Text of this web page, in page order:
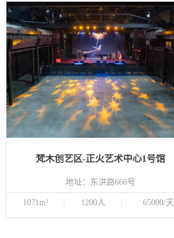
梵木创艺区-正火艺术中心1号馆
地址：东洪路666号
1071m² 1200人 65000/天